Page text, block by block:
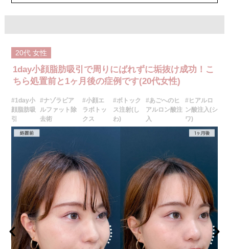
入する施術です。あご先にボリュームを加えることで、輪郭にメリハリを
施術時間：約10分程
リスク、副作用：施術後に腫れ、赤み、内出血、痛み、突っ張り感などが
生じることがありますが、通常は数日〜1週間程度で徐々に軽快します。ま
た、稀にアレルギー反応、細菌感染、血管閉塞、しこり（硬化）や小さな
結節が生じる可能性があります。施術後1〜2週間程度は、注入部位を強く
押したりマッサージしたりすることはお控えください。
レスチレン 54,800円(税込)
レスチレンリフト※横浜院限定 76,800円(税込)
ジュビダームビスタウルトラXC 109,800円(税込)
クレヴィエルコントア 109,800円(税込)
ボリューマ 131,800円(税込)
オプション：表面麻酔 3,300円(税込) 笑気麻酔 3,300円(税込)
20代 女性
1day小顔脂肪吸引で周りにばれずに垢抜け成功！こ
ちら処置前と1ヶ月後の症例です(20代女性)
#1day小
顔脂肪吸
引
#ナゾラビア
ルファット除
去術
#小顔エ
ラボトッ
クス
#ボトック
ス注射(し
わ)
#あごへのヒ
アルロン酸注
入
#ヒアルロ
ン酸注入(シ
ワ)